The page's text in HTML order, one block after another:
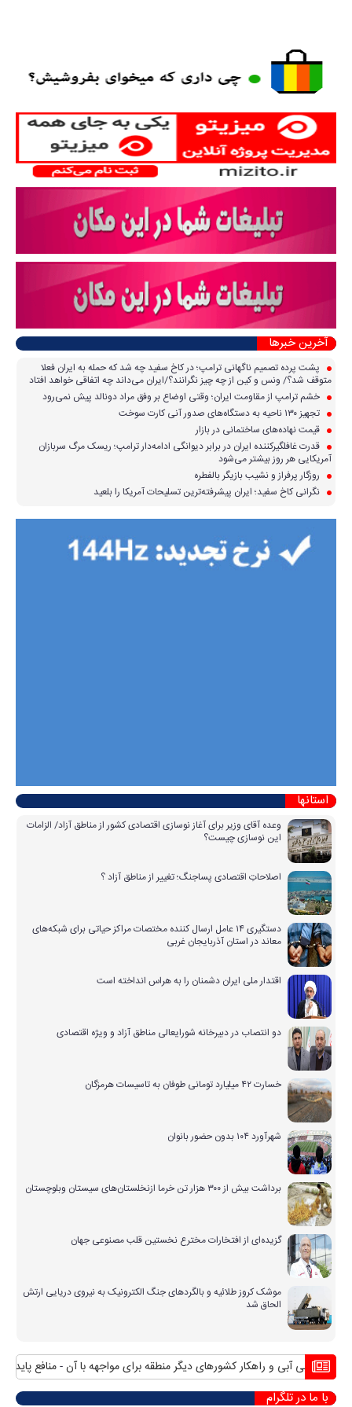
آخرین خبرها
پشت پرده تصمیم ناگهانی ترامپ؛ در کاخ سفید چه شد که حمله به ایران فعلا
متوقف شد؟/ ونس و کین از چه چیز نگرانند؟/ایران می‌داند چه اتفاقی خواهد افتاد
خشم ترامپ از مقاومت ایران؛ وقتی اوضاع بر وفق مراد دونالد پیش نمی‌رود
تجهیز ۱۳۰ ناحیه به دستگاه‌های صدور آنی کارت سوخت
قیمت نهاده‌های ساختمانی در بازار
قدرت غافلگیرکننده ایران در برابر دیوانگی ادامه‌دار ترامپ؛ ریسک مرگ سربازان
آمریکایی هر روز بیشتر می‌شود
روزگار پرفراز و نشیب بازیگر بالفطره
نگرانی کاخ سفید؛ ایران پیشرفته‌ترین تسلیحات آمریکا را بلعید
استانها
وعده آقای وزیر برای آغاز نوسازی اقتصادی کشور از مناطق آزاد/ الزامات
این نوسازی چیست؟
اصلاحاتِ اقتصادی پساجنگ؛ تغییر از مناطق آزاد ؟
دستگیری ۱۴ عامل ارسال کننده مختصات مراکز حیاتی برای شبکه‌های
معاند در استان آذربایجان غربی
اقتدار ملی ایران دشمنان را به هراس انداخته است
دو انتصاب در دبیرخانه شورایعالی مناطق آزاد و ویژه اقتصادی
خسارت ۴۲ میلیارد تومانی طوفان به تاسیسات هرمزگان
شهرآورد ۱۰۴ بدون حضور بانوان
برداشت بیش از ۳۰۰ هزار تن خرما ازنخلستان‌های سیستان وبلوچستان
گزیده‌ای از افتخارات مخترع نخستین قلب مصنوعی جهان
موشک کروز طلائیه و بالگردهای جنگ الکترونیک به نیروی دریایی ارتش
الحاق شد
بی آبی و راهکار کشورهای دیگر منطقه برای مواجهه با آن منافع پایدار ایران
با ما در تلگرام